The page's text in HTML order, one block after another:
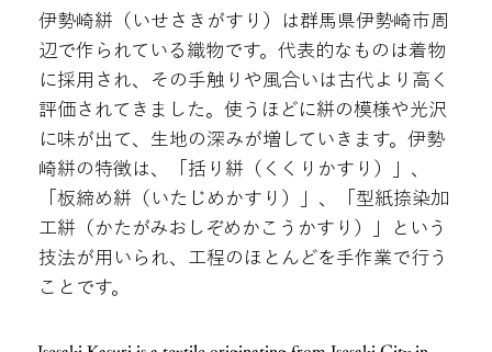
伊勢崎絣（いせさきがすり）は群馬県伊勢崎市周
辺で作られている織物です。代表的なものは着物
に採用され、その手触りや風合いは古代より高く
評価されてきました。使うほどに絣の模様や光沢
に味が出て、生地の深みが増していきます。伊勢
崎絣の特徴は、「括り絣（くくりかすり）」、
「板締め絣（いたじめかすり）」、「型紙捺染加
工絣（かたがみおしぞめかこうかすり）」という
技法が用いられ、工程のほとんどを手作業で行う
ことです。